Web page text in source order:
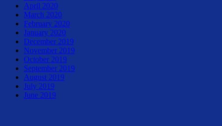
April 2020
March 2020
February 2020
January 2020
December 2019
November 2019
October 2019
September 2019
August 2019
July 2019
June 2019